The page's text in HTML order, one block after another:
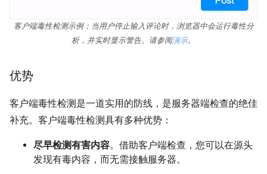
客户端毒性检测示例：当用户停止输入评论时，浏览器中会运行毒性分
析，并实时显示警告。请参阅演示。
优势
客户端毒性检测是一道实用的防线，是服务器端检查的绝佳
补充。客户端毒性检测具有多种优势：
尽早检测有害内容。借助客户端检查，您可以在源头
发现有毒内容，而无需接触服务器。